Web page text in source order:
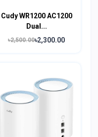
Cudy WR1200 AC1200
Dual...
৳2,500.00৳2,300.00